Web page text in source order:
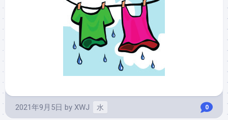
2021年9月5日 by XWJ 水 0